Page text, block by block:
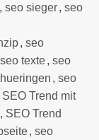
, seo sieger, seo
, seo
seo texte, seo
, seo
SEO Trend mit
, SEO Trend
, seo